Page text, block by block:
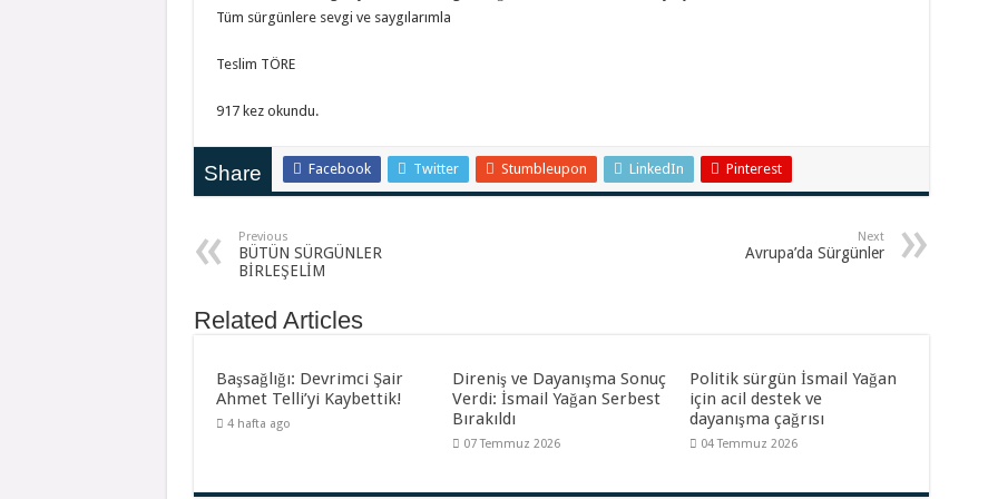
Tüm sürgünlere sevgi ve saygılarımla
Teslim TÖRE
917 kez okundu.
Share Facebook Twitter Stumbleupon LinkedIn Pinterest
Previous
BÜTÜN SÜRGÜNLER
BİRLEŞELİM
Next
Avrupa’da Sürgünler
Related Articles
Başsağlığı: Devrimci Şair
Ahmet Telli’yi Kaybettik!
4 hafta ago
Direniş ve Dayanışma Sonuç
Verdi: İsmail Yağan Serbest
Bırakıldı
07 Temmuz 2026
Politik sürgün İsmail Yağan
için acil destek ve
dayanışma çağrısı
04 Temmuz 2026